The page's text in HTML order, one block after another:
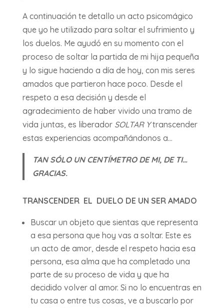
A continuación te detallo un acto psicomágico
que yo he utilizado para soltar el sufrimiento y
los duelos. Me ayudó en su momento con el
proceso de soltar la partida de mi hija pequeña
y lo sigue haciendo a día de hoy, con mis seres
amados que partieron hace poco. Desde el
respeto a esa decisión y desde el
agradecimiento de haber vivido una tramo de
vida juntas, es liberador SOLTAR Ytranscender
estas experiencias acompañándonos a…
TAN SÓLO UN CENTÍMETRO DE MI, DE TI…
GRACIAS.
TRANSCENDER EL DUELO DE UN SER AMADO
Buscar un objeto que sientas que representa
a esa persona que hoy vas a soltar. Este es
un acto de amor, desde el respeto hacia esa
persona, esa alma que ha completado una
parte de su proceso de vida y que ha
decidido volver al amor. Si no lo encuentras en
tu casa o entre tus cosas, ve a buscarlo por